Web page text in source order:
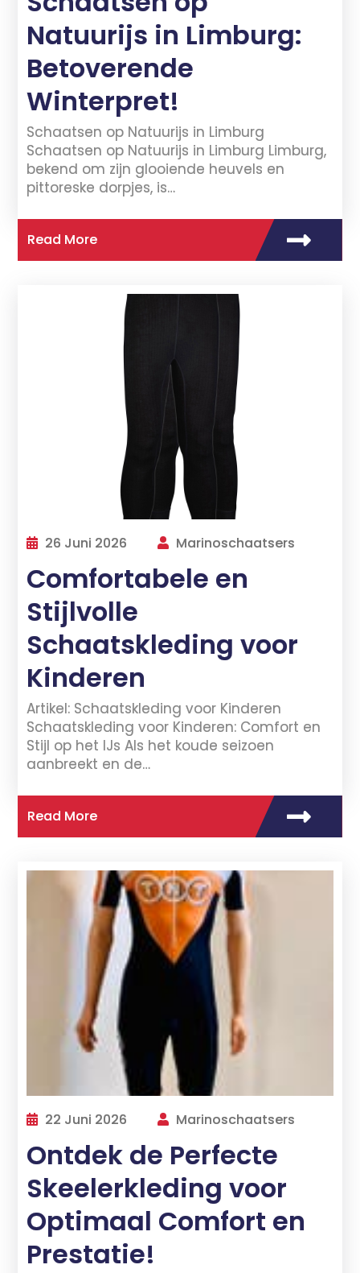
Natuurijs in Limburg:
Betoverende
Winterpret!
Schaatsen op Natuurijs in Limburg
Schaatsen op Natuurijs in Limburg Limburg,
bekend om zijn glooiende heuvels en
pittoreske dorpjes, is…
Read More
26 Juni 2026 Marinoschaatsers
Comfortabele en
Stijlvolle
Schaatskleding voor
Kinderen
Artikel: Schaatskleding voor Kinderen
Schaatskleding voor Kinderen: Comfort en
Stijl op het IJs Als het koude seizoen
aanbreekt en de…
Read More
22 Juni 2026 Marinoschaatsers
Ontdek de Perfecte
Skeelerkleding voor
Optimaal Comfort en
Prestatie!